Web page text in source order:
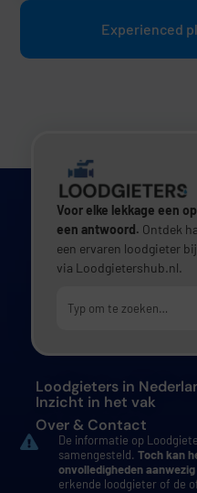
Experienced
Over & Contact
Inzicht in het vak
Loodgieters in
Voor elke lekkage een
een antwoord. Ontdek
een ervaren loodgieter
via Loodgietershub.nl.
De informatie op
samengesteld.Toch kan
onvolledigheden
erkende loodgieter of de